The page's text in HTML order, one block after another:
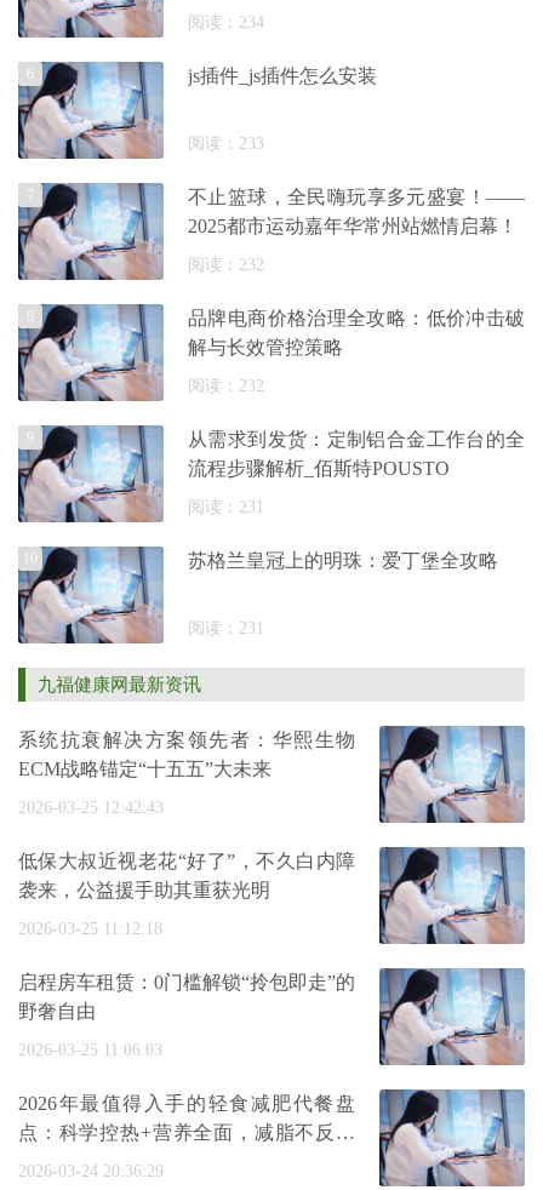
阅读：234
js插件_js插件怎么安装
阅读：233
6
不止篮球，全民嗨玩享多元盛宴！——
2025都市运动嘉年华常州站燃情启幕！
阅读：232
7
品牌电商价格治理全攻略：低价冲击破
解与长效管控策略
阅读：232
8
从需求到发货：定制铝合金工作台的全
流程步骤解析_佰斯特POUSTO
阅读：231
9
苏格兰皇冠上的明珠：爱丁堡全攻略
阅读：231
10
九福健康网最新资讯
系统抗衰解决方案领先者：华熙生物
ECM战略锚定“十五五”大未来
2026-03-25 12:42:43
低保大叔近视老花“好了”，不久白内障
袭来，公益援手助其重获光明
2026-03-25 11:12:18
启程房车租赁：0门槛解锁“拎包即走”的
野奢自由
2026-03-25 11:06:03
2026年最值得入手的轻食减肥代餐盘
点：科学控热+营养全面，减脂不反弹
的秘
2026-03-24 20:36:29